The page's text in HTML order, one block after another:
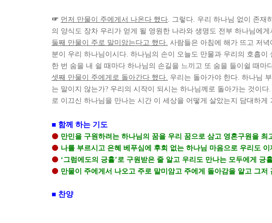
☞ 먼저 만물이 주에게서 나온다 했다. 그렇다. 우리 하나님 없이 존재
의 양식도 장차 우리가 얻게 될 영원한 나라와 생명도 전부 하나님에게
둘째 만물이 주로 말미암는다고 했다. 사람들은 아침에 해가 뜨고 저
분이 우리 하나님이시다. 하나님의 손이 오늘도 만물과 우리의 호흡이
한 번 숨을 내 쉴 때마다 하나님의 손길을 느끼고 또 숨을 들이쉴 때마
셋째 만물이 주에게로 돌아간다 했다. 우리는 돌아가야 한다. 하나님
는 말이지 않는가? 우리의 시작이 되시는 하나님께로 돌아가는 것이다.
로 이끄신 하나님을 만나는 시간 이 세상을 어떻게 살았는지 담대하
■ 함께 하는 기도
⚫ 만민을 구원하려는 하나님의 꿈을 우리 꿈으로 삼고 영혼구원을 최
⚫ 나를 부르시고 은혜 베푸심에 후회 없는 하나님 마음으로 우리도 이
⚫ ‘그럼에도의 긍휼’로 구원받은 줄 알고 우리도 만나는 모두에게 긍
⚫ 만물이 주에게서 나오고 주로 말미암고 주에게 돌아감을 알고 그저
■ 찬양